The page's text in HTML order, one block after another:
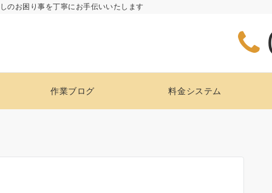
のお困り事を丁寧にお手伝いいたします
作業ブログ 料金システム